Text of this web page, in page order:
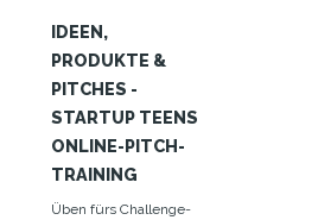
Lieblingsprojekt ins
Finale.
IDEEN,
PRODUKTE &
PITCHES -
STARTUP TEENS
ONLINE-PITCH-
TRAINING
Üben fürs Challenge-